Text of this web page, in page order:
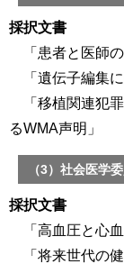
採択文書
「患者と医師の
「遺伝子編集に
「移植関連犯罪
るWMA声明」
（3）社会医学
採択文書
「高血圧と心血
「将来世代の健